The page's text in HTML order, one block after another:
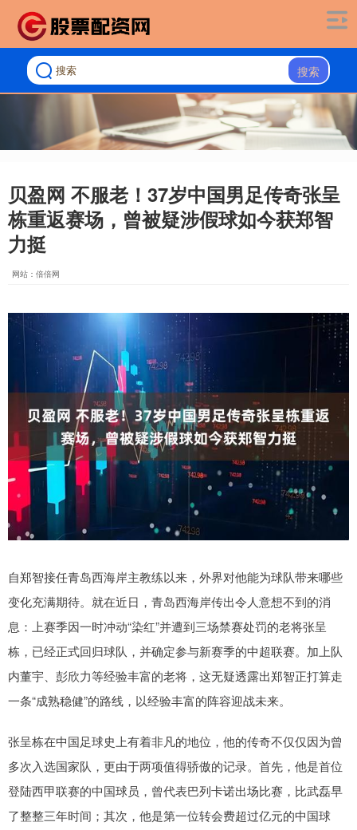
搜索
贝盈网 不服老！37岁中国男足传奇张呈
栋重返赛场，曾被疑涉假球如今获郑智
力挺
网站：倍倍网
自郑智接任青岛西海岸主教练以来，外界对他能为球队带来哪些
变化充满期待。就在近日，青岛西海岸传出令人意想不到的消
息：上赛季因一时冲动“染红”并遭到三场禁赛处罚的老将张呈
栋，已经正式回归球队，并确定参与新赛季的中超联赛。加上队
内董宇、彭欣力等经验丰富的老将，这无疑透露出郑智正打算走
一条“成熟稳健”的路线，以经验丰富的阵容迎战未来。
张呈栋在中国足球史上有着非凡的地位，他的传奇不仅仅因为曾
多次入选国家队，更由于两项值得骄傲的记录。首先，他是首位
登陆西甲联赛的中国球员，曾代表巴列卡诺出场比赛，比武磊早
了整整三年时间；其次，他是第一位转会费超过亿元的中国球